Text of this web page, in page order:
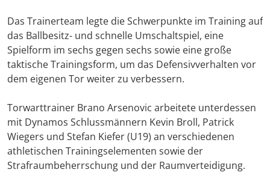
Das Trainerteam legte die Schwerpunkte im Training auf
das Ballbesitz- und schnelle Umschaltspiel, eine
Spielform im sechs gegen sechs sowie eine große
taktische Trainingsform, um das Defensivverhalten vor
dem eigenen Tor weiter zu verbessern.
Torwarttrainer Brano Arsenovic arbeitete unterdessen
mit Dynamos Schlussmännern Kevin Broll, Patrick
Wiegers und Stefan Kiefer (U19) an verschiedenen
athletischen Trainingselementen sowie der
Strafraumbeherrschung und der Raumverteidigung.